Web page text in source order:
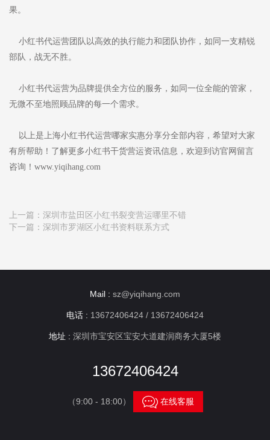
果。
小红书代运营团队以高效的执行能力和团队协作，如同一支精锐
部队，战无不胜。
小红书代运营为品牌提供全方位的服务，如同一位全能的管家，
无微不至地照顾品牌的每一个需求。
以上是上海小红书代运营哪家实惠分享分全部内容，希望对大家
有所帮助！了解更多小红书干货营运资讯信息，欢迎到访官网留言
咨询！www.yiqihang.com
上一篇： 深圳市盐田区小红书裂变营运哪里不错
下一篇： 深圳市罗湖区小红书资料联系方式
Mail : sz@yiqihang.com
电话 : 13672406424 / 13672406424
地址 : 深圳市宝安区宝安大道建润商务大厦5楼
13672406424
（9:00 - 18:00） 在线客服